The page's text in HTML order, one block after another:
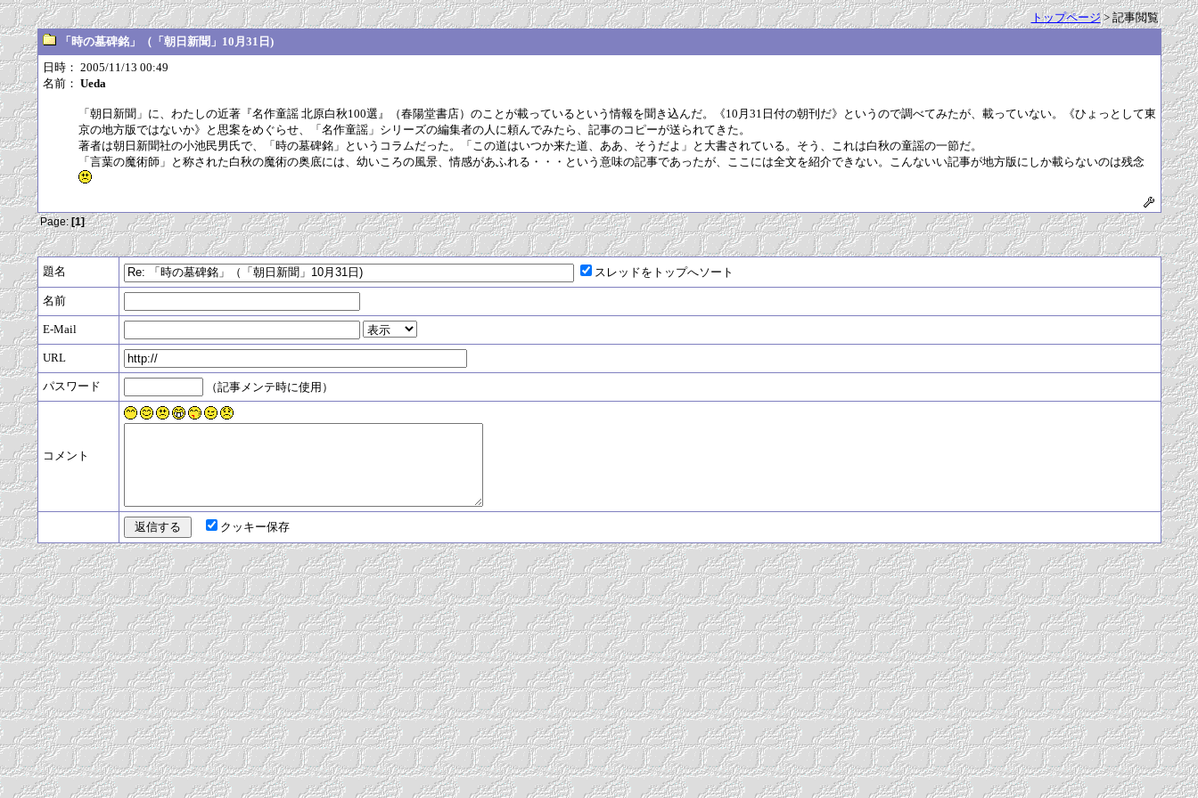
トップページ> 記事閲覧
「時の墓碑銘」（「朝日新聞」10月31日)
日時： 2005/11/13 00:49
名前： Ueda
「朝日新聞」に、わたしの近著『名作童謡 北原白秋100選』（春陽堂書店）のことが載っているという情報を聞き込んだ。《10月31日付の朝刊だ》というので調べてみたが、載っていない。《ひょっとして東
京の地方版ではないか》と思案をめぐらせ、「名作童謡」シリーズの編集者の人に頼んでみたら、記事のコピーが送られてきた。
著者は朝日新聞社の小池民男氏で、「時の墓碑銘」というコラムだった。「この道はいつか来た道、ああ、そうだよ」と大書されている。そう、これは白秋の童謡の一節だ。
「言葉の魔術師」と称された白秋の魔術の奥底には、幼いころの風景、情感があふれる・・・という意味の記事であったが、ここには全文を紹介できない。こんないい記事が地方版にしか載らないのは残念
Page: [1]
題名 スレッドをトップへソート
名前
E-Mail
URL
パスワード （記事メンテ時に使用）
コメント
クッキー保存